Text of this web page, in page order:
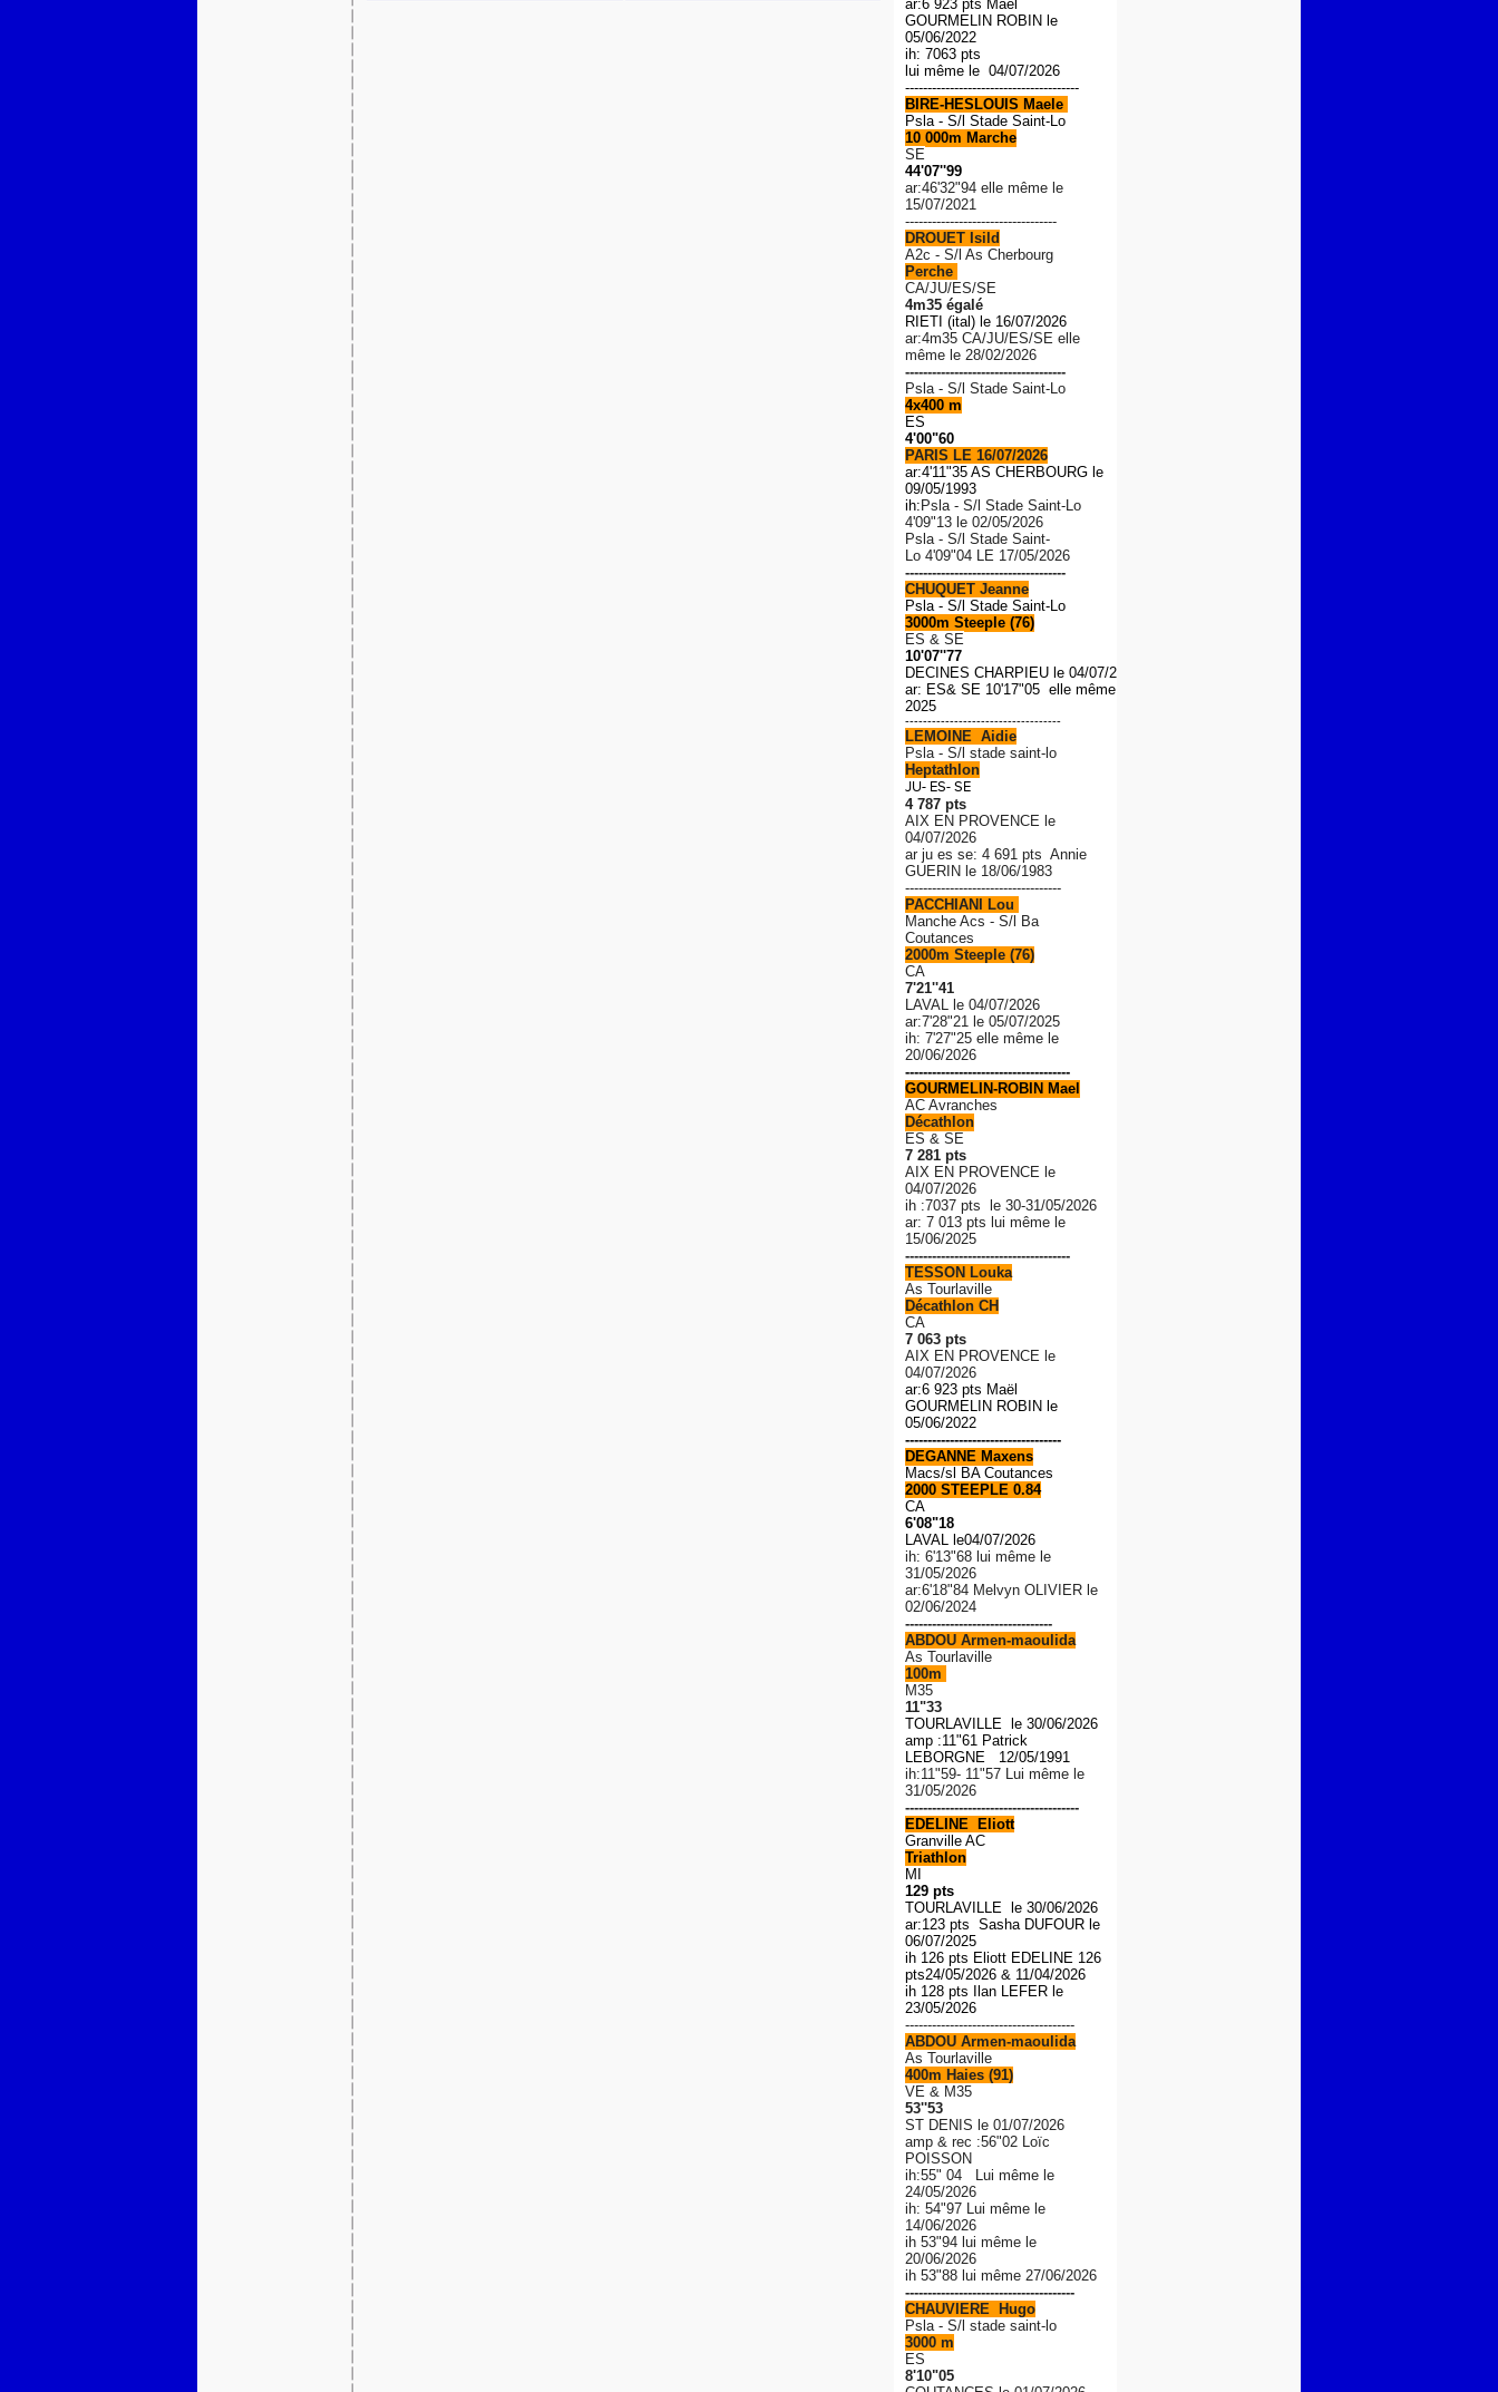
ar:6 923 pts Maël
GOURMELIN ROBIN le
05/06/2022
ih: 7063 pts
lui même le 04/07/2026
---------------------------------------
BIRE-HESLOUIS Maele
Psla - S/l Stade Saint-Lo
10 000m Marche
SE
44'07''99
ar:46'32"94 elle même le
15/07/2021
----------------------------------
DROUET Isild
A2c - S/l As Cherbourg
Perche
CA/JU/ES/SE
4m35 égalé
RIETI (ital) le 16/07/2026
ar:4m35 CA/JU/ES/SE elle
même le 28/02/2026
------------------------------------
Psla - S/l Stade Saint-Lo
4x400 m
ES
4'00"60
PARIS LE 16/07/2026
ar:4'11"35 AS CHERBOURG le
09/05/1993
ih: Psla - S/l Stade Saint-Lo
4'09"13 le 02/05/2026
Psla - S/l Stade Saint-
Lo 4'09"04 LE 17/05/2026
------------------------------------
CHUQUET Jeanne
Psla - S/l Stade Saint-Lo
3000m Steeple (76)
ES & SE
10'07''77
DECINES CHARPIEU le 04/07/2026
ar: ES& SE 10'17"05 elle même le 01/08/
2025
-----------------------------------
LEMOINE Aidie
Psla - S/l stade saint-lo
Heptathlon
JU- ES- SE
4 787 pts
AIX EN PROVENCE le
04/07/2026
ar ju es se: 4 691 pts Annie
GUERIN le 18/06/1983
-----------------------------------
PACCHIANI Lou
Manche Acs - S/l Ba
Coutances
2000m Steeple (76)
CA
7'21''41
LAVAL le 04/07/2026
ar:7'28"21 le 05/07/2025
ih: 7'27"25 elle même le
20/06/2026
-------------------------------------
GOURMELIN-ROBIN Mael
AC Avranches
Décathlon
ES & SE
7 281 pts
AIX EN PROVENCE le
04/07/2026
ih :7037 pts le 30-31/05/2026
ar: 7 013 pts lui même le
15/06/2025
-------------------------------------
TESSON Louka
As Tourlaville
Décathlon CH
CA
7 063 pts
AIX EN PROVENCE le
04/07/2026
ar:6 923 pts Maël
GOURMELIN ROBIN le
05/06/2022
-----------------------------------
DEGANNE Maxens
Macs/sl BA Coutances
2000 STEEPLE 0.84
CA
6'08"18
LAVAL le04/07/2026
ih: 6'13"68 lui même le
31/05/2026
ar:6'18"84 Melvyn OLIVIER le
02/06/2024
---------------------------------
ABDOU Armen-maoulida
As Tourlaville
100m
M35
11"33
TOURLAVILLE le 30/06/2026
amp :11"61 Patrick
LEBORGNE 12/05/1991
ih:11"59- 11"57 Lui même le
31/05/2026
---------------------------------------
EDELINE Eliott
Granville AC
Triathlon
MI
129 pts
TOURLAVILLE le 30/06/2026
ar:123 pts Sasha DUFOUR le
06/07/2025
ih 126 pts Eliott EDELINE 126
pts24/05/2026 & 11/04/2026
ih 128 pts Ilan LEFER le
23/05/2026
--------------------------------------
ABDOU Armen-maoulida
As Tourlaville
400m Haies (91)
VE & M35
53''53
ST DENIS le 01/07/2026
amp & rec :56"02 Loïc
POISSON
ih:55" 04 Lui même le
24/05/2026
ih: 54"97 Lui même le
14/06/2026
ih 53"94 lui même le
20/06/2026
ih 53"88 lui même 27/06/2026
--------------------------------------
CHAUVIERE Hugo
Psla - S/l stade saint-lo
3000 m
ES
8'10"05